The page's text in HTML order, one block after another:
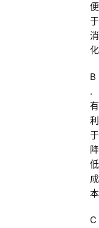
便
于
消
化
B
.
有
利
于
降
低
成
本
C